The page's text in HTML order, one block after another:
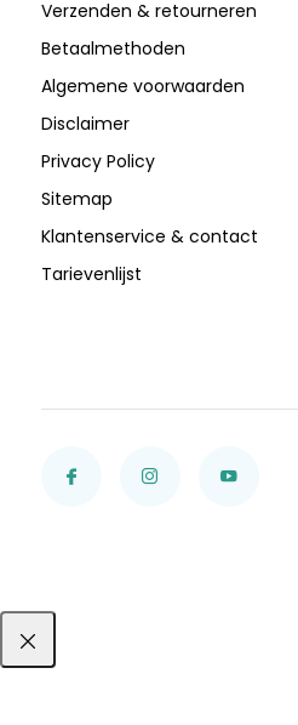
Verzenden & retourneren
Betaalmethoden
Algemene voorwaarden
Disclaimer
Privacy Policy
Sitemap
Klantenservice & contact
Tarievenlijst